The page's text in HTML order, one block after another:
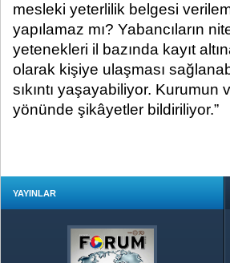
mesleki yeterlilik belgesi
yapılamaz mı? Yabancıların
yetenekleri il bazında kayıt
olarak kişiye ulaşması
sıkıntı yaşayabiliyor.
yönünde şikâyetler bildiriliyor.”
YAYINLAR